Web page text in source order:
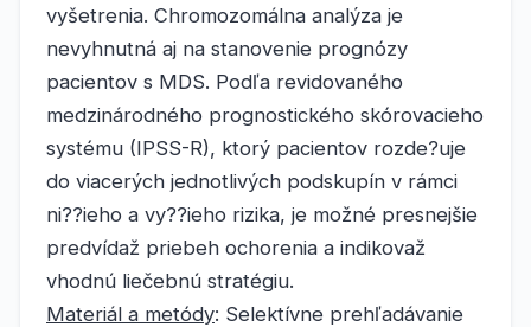
vyšetrenia. Chromozomálna analýza je
nevyhnutná aj na stanovenie prognózy
pacientov s MDS. Podľa revidovaného
medzinárodného prognostického skórovacieho
systému (IPSS-R), ktorý pacientov rozde?uje
do viacerých jednotlivých podskupín v rámci
ni??ieho a vy??ieho rizika, je možné presnejšie
predvídaž priebeh ochorenia a indikovaž
vhodnú liečebnú stratégiu.
Materiál a metódy: Selektívne prehľadávanie